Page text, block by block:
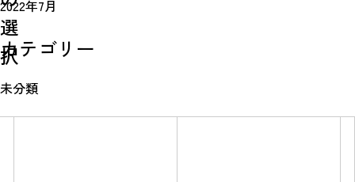
Action list
アクションリスト
選
択
2022年7月
カテゴリー
未分類